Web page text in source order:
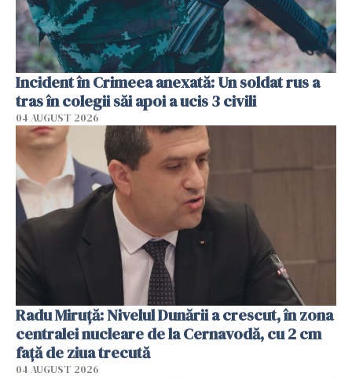
Incident în Crimeea anexată: Un soldat rus a
tras în colegii săi apoi a ucis 3 civili
04 AUGUST 2026
Radu Miruţă: Nivelul Dunării a crescut, în zona
centralei nucleare de la Cernavodă, cu 2 cm
faţă de ziua trecută
04 AUGUST 2026